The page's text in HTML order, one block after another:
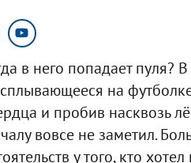
в него попадает пуля?
на
и пробив насквозь
вовсе не заметил.
у того, кто